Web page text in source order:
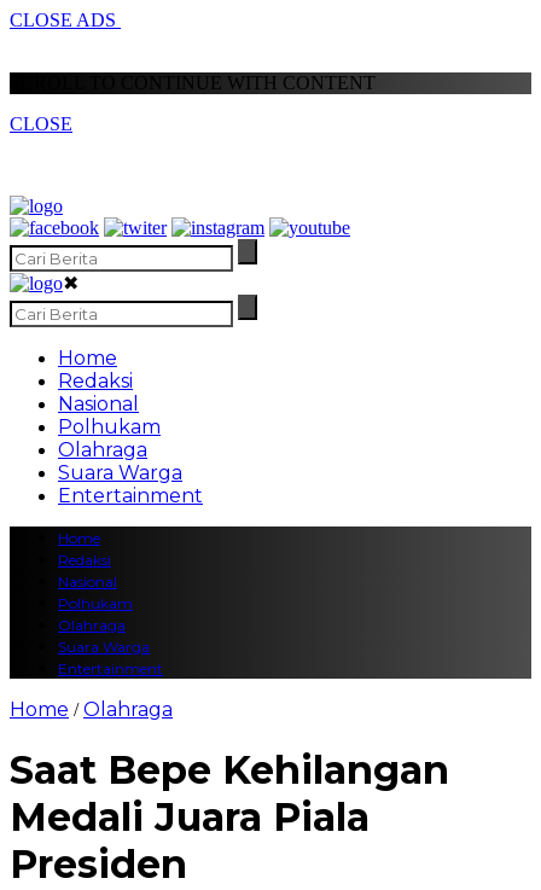
CLOSE ADS
SCROLL TO CONTINUE WITH CONTENT
CLOSE
✖
Home
Redaksi
Nasional
Polhukam
Olahraga
Suara Warga
Entertainment
Home
Redaksi
Nasional
Polhukam
Olahraga
Suara Warga
Entertainment
Home /Olahraga
Saat Bepe Kehilangan
Medali Juara Piala
Presiden